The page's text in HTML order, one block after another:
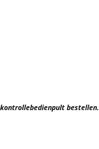
bestellen.